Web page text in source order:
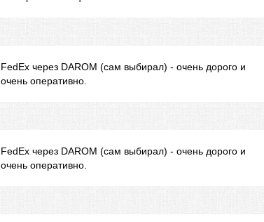
FedEx через DAROM (сам выбирал) - очень дорого и
очень оперативно.
FedEx через DAROM (сам выбирал) - очень дорого и
очень оперативно.